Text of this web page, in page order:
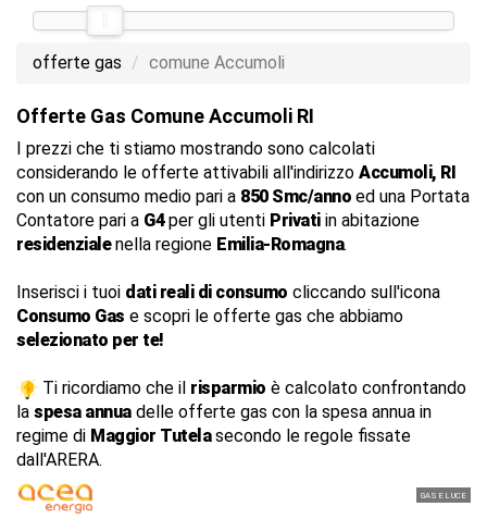
offerte gas comune Accumoli
Offerte Gas Comune Accumoli RI
I prezzi che ti stiamo mostrando sono calcolati
considerando le offerte attivabili all'indirizzo Accumoli, RI
con un consumo medio pari a 850 Smc/anno ed una Portata
Contatore pari a G4per gli utenti Privatiin abitazione
residenzialenella regione Emilia-Romagna.
Inserisci i tuoi dati reali di consumo cliccando sull'icona
Consumo Gas e scopri le offerte gas che abbiamo
selezionato per te!
Ti ricordiamo che il risparmio è calcolato confrontando
la spesa annuadelle offerte gas con la spesa annua in
regime di Maggior Tutelasecondo le regole fissate
dall'ARERA.
GAS E LUCE